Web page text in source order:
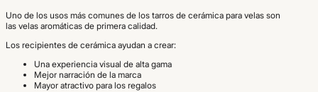
Uno de los usos más comunes de los tarros de cerámica para velas son
las velas aromáticas de primera calidad.
Los recipientes de cerámica ayudan a crear:
Una experiencia visual de alta gama
Mejor narración de la marca
Mayor atractivo para los regalos